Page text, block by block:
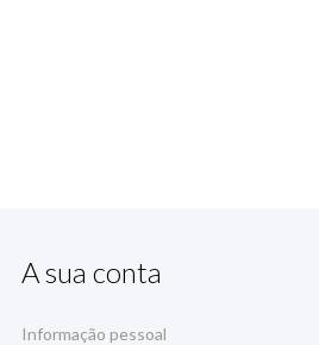
A sua conta
Informação pessoal